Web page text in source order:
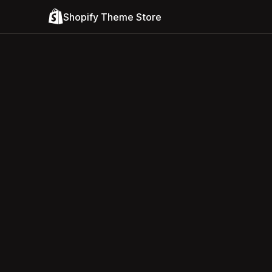
Shopify Theme Store